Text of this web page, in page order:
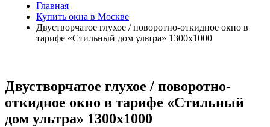
Главная
Купить окна в Москве
Двустворчатое глухое / поворотно-откидное окно в
тарифе «Стильный дом ультра» 1300х1000
Двустворчатое глухое / поворотно-
откидное окно в тарифе «Стильный
дом ультра» 1300х1000